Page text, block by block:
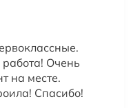
Очень
на месте.
Спасибо!